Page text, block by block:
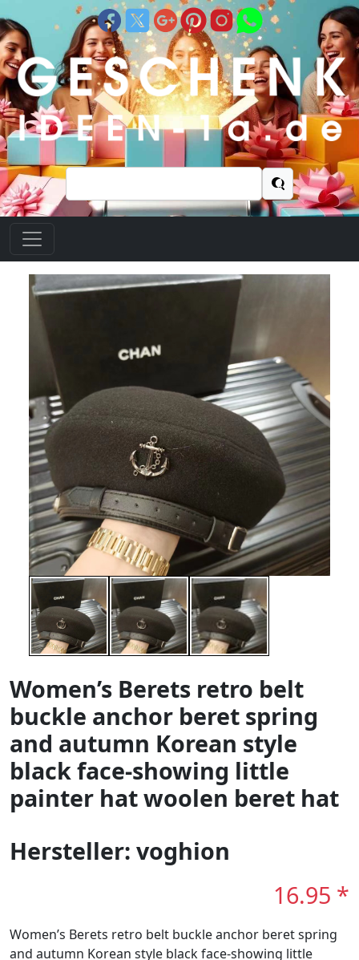
Suchen
nach:
Women’s Berets retro belt
buckle anchor beret spring
and autumn Korean style
black face-showing little
painter hat woolen beret hat
Hersteller: voghion
16.95 *
Women’s Berets retro belt buckle anchor beret spring
and autumn Korean style black face-showing little